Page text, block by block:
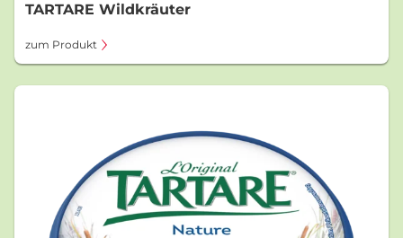
TARTARE Wildkräuter
zum Produkt